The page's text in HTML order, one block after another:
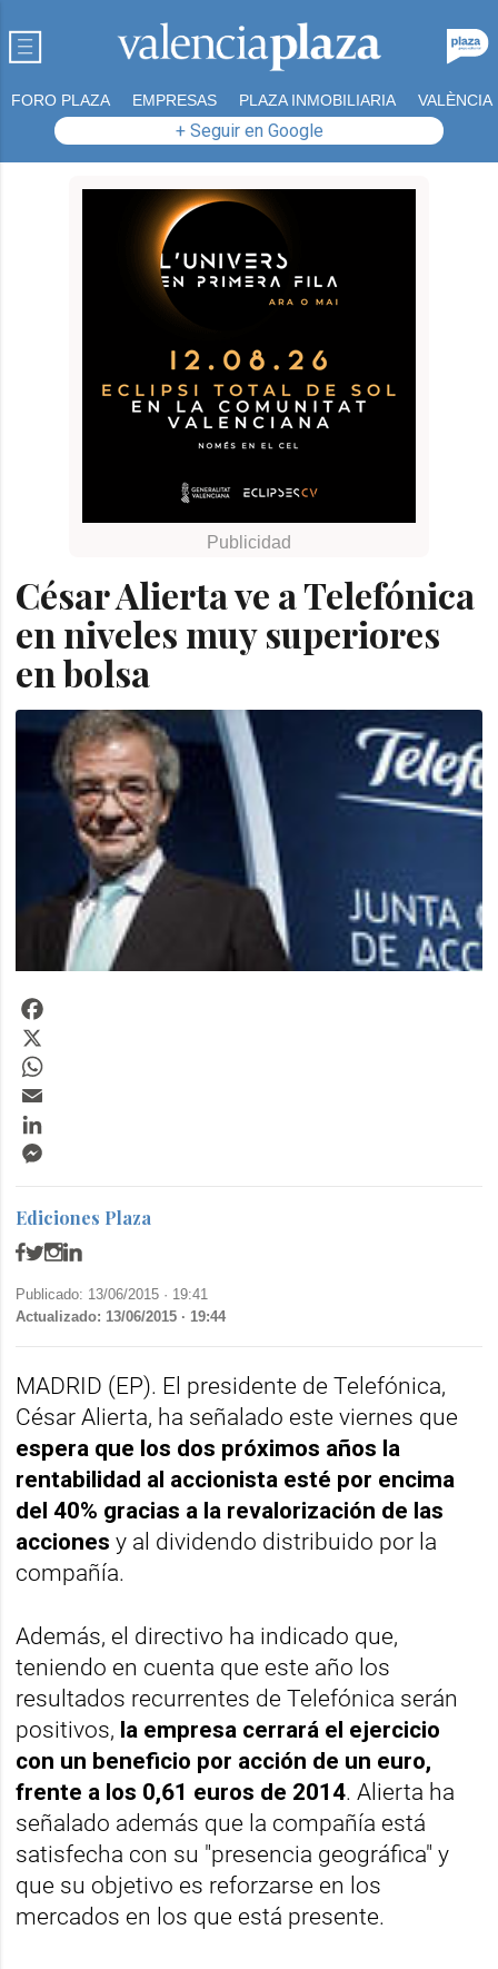
FORO PLAZA EMPRESAS PLAZA INMOBILIARIA VALÈNCIA
+ Seguir en Google
César Alierta ve a Telefónica
en niveles muy superiores
en bolsa
Ediciones Plaza
Publicado: 13/06/2015 · 19:41
Actualizado: 13/06/2015 · 19:44
MADRID (EP). El presidente de Telefónica,
César Alierta, ha señalado este viernes que
espera que los dos próximos años la
rentabilidad al accionista esté por encima
del 40% gracias a la revalorización de las
acciones y al dividendo distribuido por la
compañía.
Además, el directivo ha indicado que,
teniendo en cuenta que este año los
resultados recurrentes de Telefónica serán
positivos, la empresa cerrará el ejercicio
con un beneficio por acción de un euro,
frente a los 0,61 euros de 2014. Alierta ha
señalado además que la compañía está
satisfecha con su "presencia geográfica" y
que su objetivo es reforzarse en los
mercados en los que está presente.